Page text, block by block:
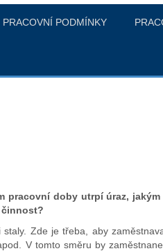
PRACOVNÍ PODMÍNKY
pracovní doby utrpí úraz,
činnost?
Zde je třeba, aby
V tomto směru by